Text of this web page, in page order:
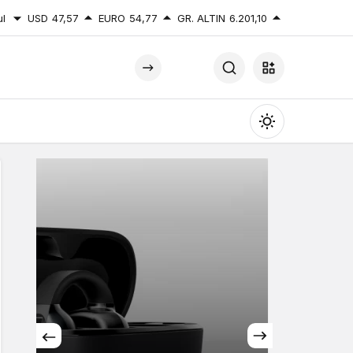
USD 47,57 EURO 54,77 GR. ALTIN 6.201,10
Mod
değiştir
Gündüz Modu
Gündüz modunu seçin.
Gece Modu
Gece modunu seçin.